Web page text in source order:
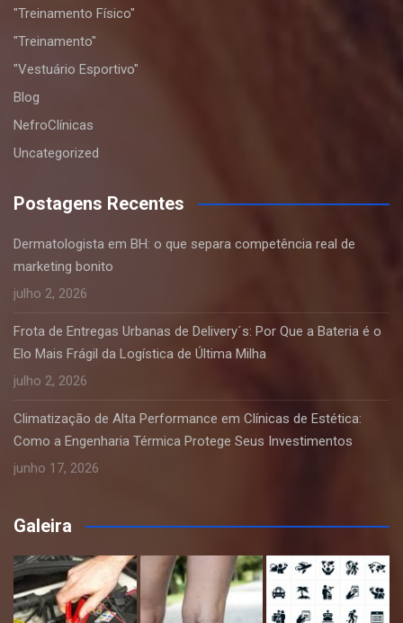
"Treinamento Físico"
"Treinamento"
"Vestuário Esportivo"
Blog
NefroClínicas
Uncategorized
Postagens Recentes
Dermatologista em BH: o que separa competência real de
marketing bonito
julho 2, 2026
Frota de Entregas Urbanas de Delivery´s: Por Que a Bateria é o
Elo Mais Frágil da Logística de Última Milha
julho 2, 2026
Climatização de Alta Performance em Clínicas de Estética:
Como a Engenharia Térmica Protege Seus Investimentos
junho 17, 2026
Galeira